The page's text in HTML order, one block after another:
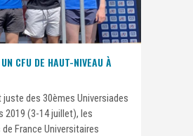
CFU DE HAUT-NIVEAU À
des 30èmes Universiades
2019 (3-14 juillet), les
France Universitaires